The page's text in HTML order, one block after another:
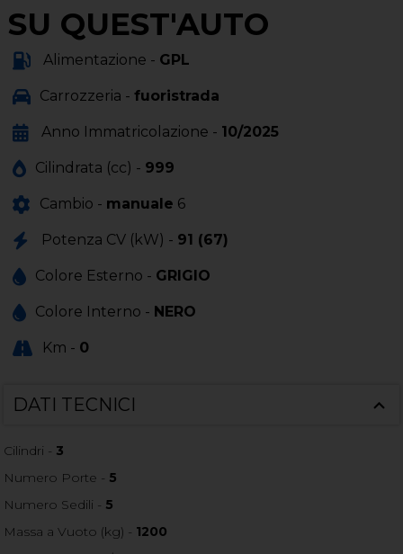
SU QUEST'AUTO
Alimentazione - GPL
Carrozzeria -fuoristrada
Anno Immatricolazione - 10/2025
Cilindrata (cc) - 999
Cambio - manuale 6
Potenza CV (kW) - 91 (67)
Colore Esterno - GRIGIO
Colore Interno - NERO
Km - 0
DATI TECNICI
Cilindri - 3
Numero Porte - 5
Numero Sedili - 5
Massa a Vuoto (kg) - 1200